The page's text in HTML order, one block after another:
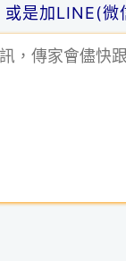
或是加LINE(微